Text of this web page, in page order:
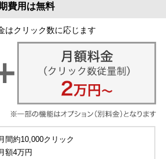
費用は無料
はクリック数に応じます
間約10,000クリック
額4万円